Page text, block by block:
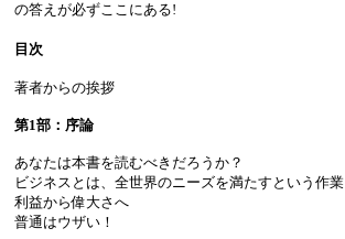
の答えが必ずここにある!
目次
著者からの挨拶
第1部：序論
あなたは本書を読むべきだろうか？
ビジネスとは、全世界のニーズを満たすという作業
利益から偉大さへ
普通はウザい！